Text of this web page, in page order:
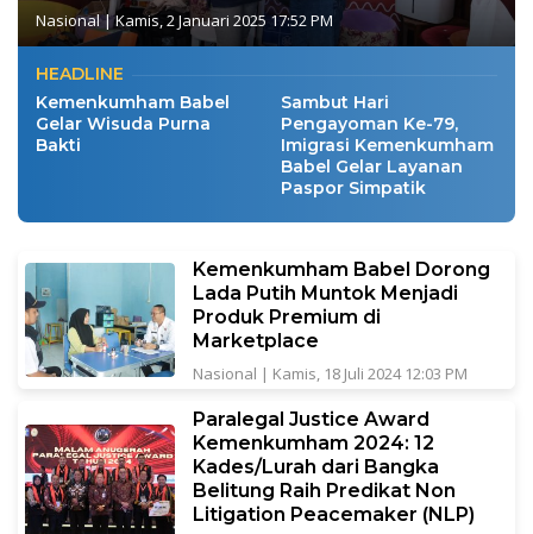
Nasional|Kamis, 2 Januari 2025 17:52 PM
HEADLINE
Kemenkumham Babel
Gelar Wisuda Purna
Bakti
Sambut Hari
Pengayoman Ke-79,
Imigrasi Kemenkumham
Babel Gelar Layanan
Paspor Simpatik
Kemenkumham Babel Dorong
Lada Putih Muntok Menjadi
Produk Premium di
Marketplace
Nasional | Kamis, 18 Juli 2024 12:03 PM
Paralegal Justice Award
Kemenkumham 2024: 12
Kades/Lurah dari Bangka
Belitung Raih Predikat Non
Litigation Peacemaker (NLP)